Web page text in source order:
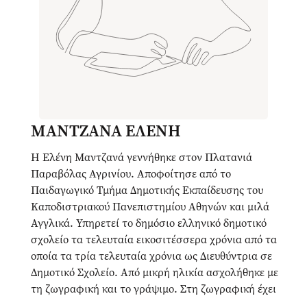
ΜΑΝΤΖΑΝΑ ΕΛΕΝΗ
Η Ελένη Μαντζανά γεννήθηκε στον Πλατανιά
Παραβόλας Αγρινίου. Αποφοίτησε από το
Παιδαγωγικό Τμήμα Δημοτικής Εκπαίδευσης του
Καποδιστριακού Πανεπιστημίου Αθηνών και μιλά
Αγγλικά. Υπηρετεί το δημόσιο ελληνικό δημοτικό
σχολείο τα τελευταία εικοσιτέσσερα χρόνια από τα
οποία τα τρία τελευταία χρόνια ως Διευθύντρια σε
Δημοτικό Σχολείο. Από μικρή ηλικία ασχολήθηκε με
τη ζωγραφική και το γράψιμο. Στη ζωγραφική έχει